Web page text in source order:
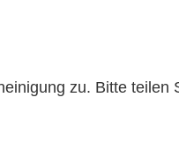
zu. Bitte teilen